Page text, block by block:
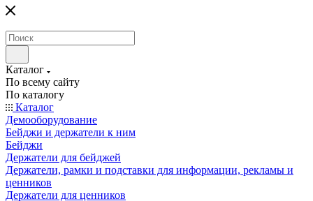
Каталог
По всему сайту
По каталогу
Каталог
Демооборудование
Бейджи и держатели к ним
Бейджи
Держатели для бейджей
Держатели, рамки и подставки для информации, рекламы и
ценников
Держатели для ценников